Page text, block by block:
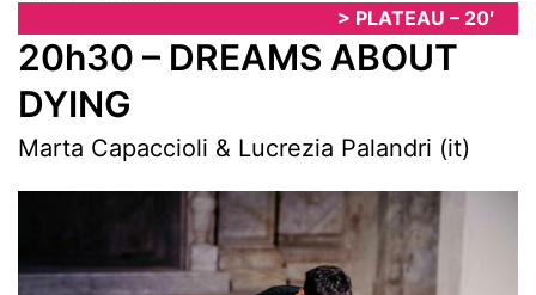
> PLATEAU – 20′
20h30 – DREAMS ABOUT
DYING
Marta Capaccioli & Lucrezia Palandri (it)